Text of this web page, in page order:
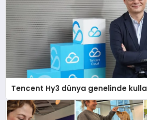
Tencent Hy3 dünya genelinde